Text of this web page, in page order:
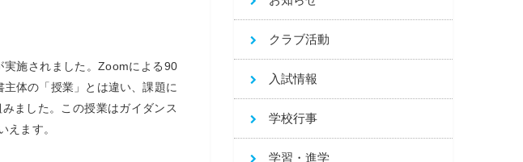
施されました。Zoomによる90
体の「授業」とは違い、課題に
ました。この授業はガイダンス
えます。
クラブ活動
入試情報
学校行事
学習・進学